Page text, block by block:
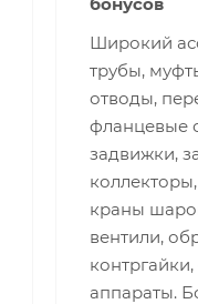
Широкий
трубы,
отводы,
фланцевые
задвижки,
краны
вентили,
аппараты.